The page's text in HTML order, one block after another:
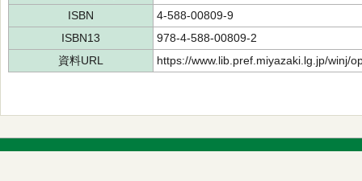
ISBN
4-588-00809-9
ISBN13
978-4-588-00809-2
資料URL
https://www.lib.pref.miyazaki.lg.jp/winj/